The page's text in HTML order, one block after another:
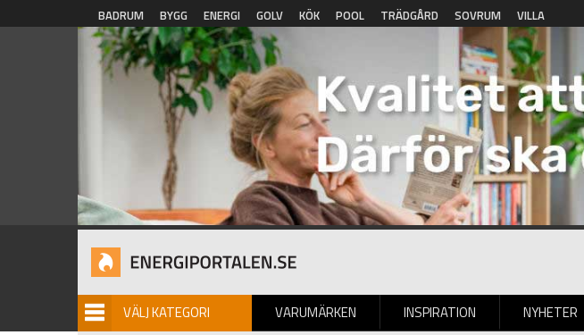
Hoppa till huvudinnehåll
BADRUM BYGG ENERGI GOLV KÖK POOL TRÄDGÅRD SOVRUM VILLA
VÄLJ KATEGORI VARUMÄRKEN INSPIRATION NYHETER
BILDGALLERI